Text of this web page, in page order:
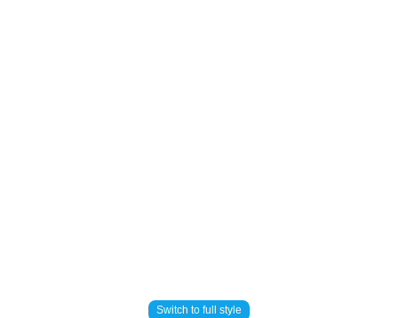
Switch to full style